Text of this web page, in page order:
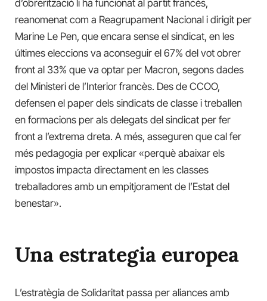
d’obrerització li ha funcionat al partit francès,
reanomenat com a Reagrupament Nacional i dirigit per
Marine Le Pen, que encara sense el sindicat, en les
últimes eleccions va aconseguir el 67% del vot obrer
front al 33% que va optar per Macron, segons dades
del Ministeri de l’Interior francès. Des de CCOO,
defensen el paper dels sindicats de classe i treballen
en formacions per als delegats del sindicat per fer
front a l’extrema dreta. A més, asseguren que cal fer
més pedagogia per explicar «perquè abaixar els
impostos impacta directament en les classes
treballadores amb un empitjorament de l’Estat del
benestar».
Una estrategia europea
L’estratègia de Solidaritat passa per aliances amb